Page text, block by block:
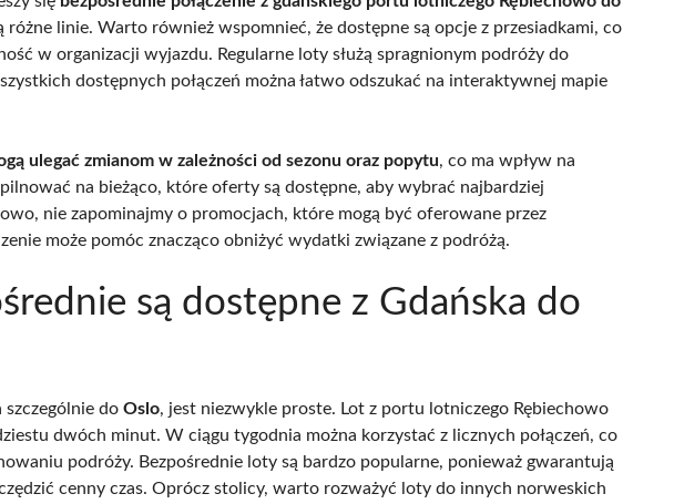
różne linie. Warto również wspomnieć, że dostępne są opcje z przesiadkami, co
w organizacji wyjazdu. Regularne loty służą spragnionym podróży do
dostępnych połączeń można łatwo odszukać na interaktywnej mapie
ulegać zmianom w zależności od sezonu oraz popytu, co ma wpływ na
na bieżąco, które oferty są dostępne, aby wybrać najbardziej
nie zapominajmy o promocjach, które mogą być oferowane przez
może pomóc znacząco obniżyć wydatki związane z podróżą.
są dostępne z Gdańska do
szczególnie do Oslo, jest niezwykle proste. Lot z portu lotniczego Rębiechowo
dwóch minut. W ciągu tygodnia można korzystać z licznych połączeń, co
podróży. Bezpośrednie loty są bardzo popularne, ponieważ gwarantują
cenny czas. Oprócz stolicy, warto rozważyć loty do innych norweskich